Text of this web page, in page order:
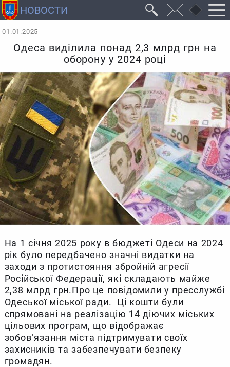
01.01.2025
Одеса виділила понад 2,3 млрд грн на
оборону у 2024 році
На 1 січня 2025 року в бюджеті Одеси на 2024
рік було передбачено значні видатки на
заходи з протистояння збройній агресії
Російської Федерації, які складають майже
2,38 млрд грн.Про це повідомили у пресслужбі
Одеської міської ради. Ці кошти були
спрямовані на реалізацію 14 діючих міських
цільових програм, що відображає
зобов’язання міста підтримувати своїх
захисників та забезпечувати безпеку
громадян.